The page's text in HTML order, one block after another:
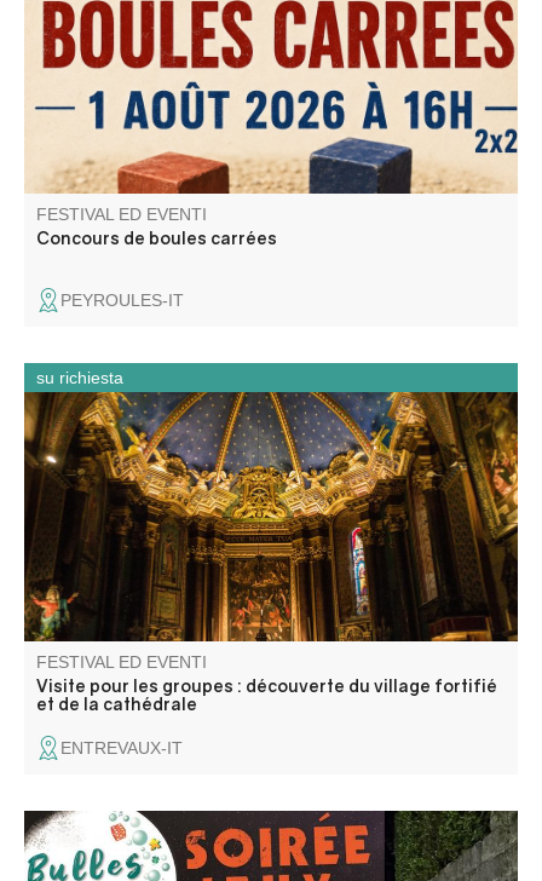
FESTIVAL ED EVENTI
Concours de boules carrées
PEYROULES-IT
Une immersion dans le village fortifié et une découverte
de la cathédrale.
FESTIVAL ED EVENTI
Visite pour les groupes : découverte du village fortifié
et de la cathédrale
su richiesta
ENTREVAUX-IT
Découverte de jeux divers : coopération, ambiance,